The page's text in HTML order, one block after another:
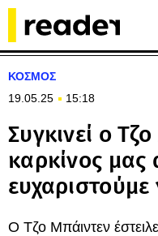
ΚΟΣΜΟΣ
19.05.25
15:18
Συγκινεί ο
καρκίνος μας
ευχαριστούμε
Ο Τζο Μπάιντεν